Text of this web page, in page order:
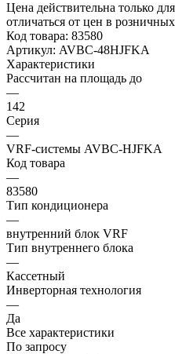
Цена действительна только
отличаться от цен в
Код товара: 83580
Артикул: AVBC-48HJFKA
Характеристики
Рассчитан на площадь до
—
142
Серия
—
VRF-системы AVBC-HJFKA
Код товара
—
83580
Тип кондиционера
—
внутренний блок VRF
Тип внутреннего блока
—
Кассетный
Инверторная технология
—
Да
Все характеристики
По запросу